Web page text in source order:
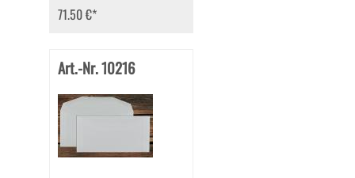
71.50 €*
Art.-Nr. 10216